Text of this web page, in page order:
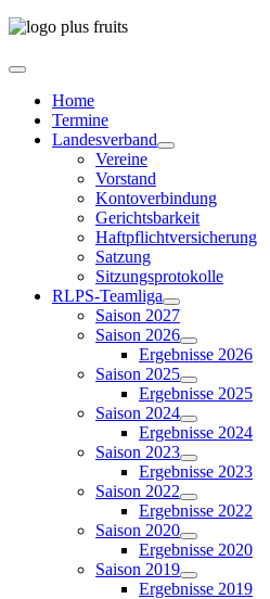
Home
Termine
Landesverband
Vereine
Vorstand
Kontoverbindung
Gerichtsbarkeit
Haftpflichtversicherung
Satzung
Sitzungsprotokolle
RLPS-Teamliga
Saison 2027
Saison 2026
Ergebnisse 2026
Saison 2025
Ergebnisse 2025
Saison 2024
Ergebnisse 2024
Saison 2023
Ergebnisse 2023
Saison 2022
Ergebnisse 2022
Saison 2020
Ergebnisse 2020
Saison 2019
Ergebnisse 2019